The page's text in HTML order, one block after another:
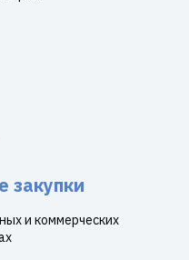
закупки
и коммерческих